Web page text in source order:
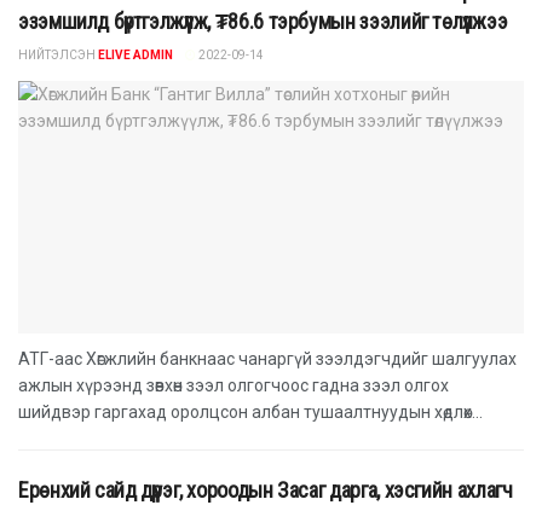
эзэмшилд бүртгэлжүүлж, ₮86.6 тэрбумын зээлийг төлүүлжээ
НИЙТЭЛСЭН ELIVE ADMIN 2022-09-14
АТГ-аас Хөгжлийн банкнаас чанаргүй зээлдэгчдийг шалгуулах
ажлын хүрээнд зөвхөн зээл олгогчоос гадна зээл олгох
шийдвэр гаргахад оролцсон албан тушаалтнуудын хөдлөх...
Ерөнхий сайд дүүрэг, хороодын Засаг дарга, хэсгийн ахлагч